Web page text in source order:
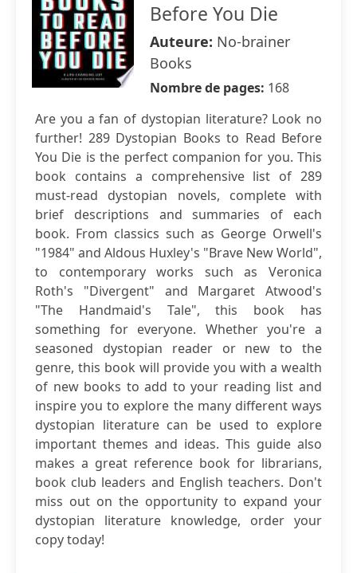
Before You Die
Auteure: No-brainer
Books
Nombre de pages: 168
Are you a fan of dystopian literature? Look no
further! 289 Dystopian Books to Read Before
You Die is the perfect companion for you. This
book contains a comprehensive list of 289
must-read dystopian novels, complete with
brief descriptions and summaries of each
book. From classics such as George Orwell's
"1984" and Aldous Huxley's "Brave New World",
to contemporary works such as Veronica
Roth's "Divergent" and Margaret Atwood's
"The Handmaid's Tale", this book has
something for everyone. Whether you're a
seasoned dystopian reader or new to the
genre, this book will provide you with a wealth
of new books to add to your reading list and
inspire you to explore the many different ways
dystopian literature can be used to explore
important themes and ideas. This guide also
makes a great reference book for librarians,
book club leaders and English teachers. Don't
miss out on the opportunity to expand your
dystopian literature knowledge, order your
copy today!